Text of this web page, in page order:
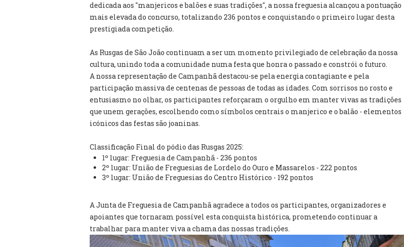
dedicada aos "manjericos e balões e suas tradições", a nossa freguesia alcançou a pontuação
mais elevada do concurso, totalizando 236 pontos e conquistando o primeiro lugar desta
prestigiada competição.
As Rusgas de São João continuam a ser um momento privilegiado de celebração da nossa
cultura, unindo toda a comunidade numa festa que honra o passado e constrói o futuro.
A nossa representação de Campanhã destacou-se pela energia contagiante e pela
participação massiva de centenas de pessoas de todas as idades. Com sorrisos no rosto e
entusiasmo no olhar, os participantes reforçaram o orgulho em manter vivas as tradições
que unem gerações, escolhendo como símbolos centrais o manjerico e o balão - elementos
icónicos das festas são joaninas.
Classificação Final do pódio das Rusgas 2025:
1º lugar: Freguesia de Campanhã - 236 pontos
2º lugar: União de Freguesias de Lordelo do Ouro e Massarelos - 222 pontos
3º lugar: União de Freguesias do Centro Histórico - 192 pontos
A Junta de Freguesia de Campanhã agradece a todos os participantes, organizadores e
apoiantes que tornaram possível esta conquista histórica, prometendo continuar a
trabalhar para manter viva a chama das nossas tradições.